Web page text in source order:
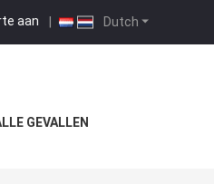
Dutch
aan |
GEVALLEN